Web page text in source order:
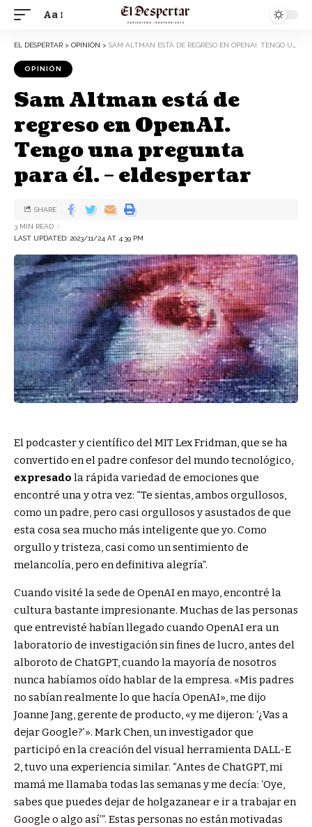
Aa
EL DESPERTAR > OPINIÓN > SAM ALTMAN ESTÁ DE REGRESO EN OPENAI. TENGO UNA PREGUNTA PARA ÉL. – ELDESPERTAR
OPINIÓN
Sam Altman está de
regreso en OpenAI.
Tengo una pregunta
para él. – eldespertar
LAST UPDATED: 2023/11/24 AT 4:39 PM
3 MIN READ
SHARE
El podcaster y científico del MIT Lex Fridman, que se ha
convertido en el padre confesor del mundo tecnológico,
expresado la rápida variedad de emociones que
encontré una y otra vez: “Te sientas, ambos orgullosos,
como un padre, pero casi orgullosos y asustados de que
esta cosa sea mucho más inteligente que yo. Como
orgullo y tristeza, casi como un sentimiento de
melancolía, pero en definitiva alegría”.
Cuando visité la sede de OpenAI en mayo, encontré la
cultura bastante impresionante. Muchas de las personas
que entrevisté habían llegado cuando OpenAI era un
laboratorio de investigación sin fines de lucro, antes del
alboroto de ChatGPT, cuando la mayoría de nosotros
nunca habíamos oído hablar de la empresa. «Mis padres
no sabían realmente lo que hacía OpenAI», me dijo
Joanne Jang, gerente de producto, «y me dijeron: ‘¿Vas a
dejar Google?’». Mark Chen, un investigador que
participó en la creación del visual herramienta DALL-E
2, tuvo una experiencia similar. “Antes de ChatGPT, mi
mamá me llamaba todas las semanas y me decía: ‘Oye,
sabes que puedes dejar de holgazanear e ir a trabajar en
Google o algo así’”. Estas personas no están motivadas